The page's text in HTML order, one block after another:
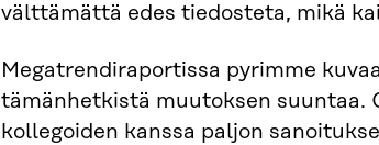
välttämättä edes tiedosteta, mikä
Megatrendiraportissa pyrimme
tämänhetkistä muutoksen suuntaa.
kollegoiden kanssa paljon